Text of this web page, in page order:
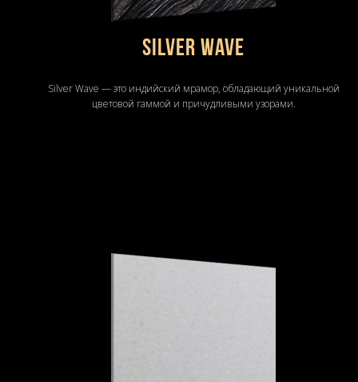
Silver Wave
Silver Wave — это индийский мрамор, обладающий уникальной
цветовой гаммой и причудливыми узорами.